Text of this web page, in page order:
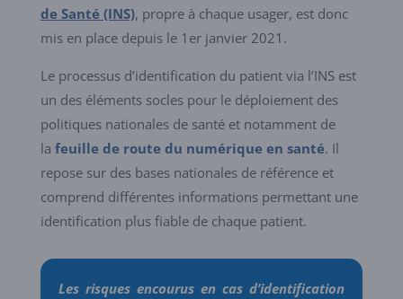
de Santé (INS), propre à chaque usager, est donc
mis en place depuis le 1er janvier 2021.
Le processus d’identification du patient via l’INS est
un des éléments socles pour le déploiement des
politiques nationales de santé et notamment de
la feuille de route du numérique en santé. Il
repose sur des bases nationales de référence et
comprend différentes informations permettant une
identification plus fiable de chaque patient.
Les risques encourus en cas d’identification